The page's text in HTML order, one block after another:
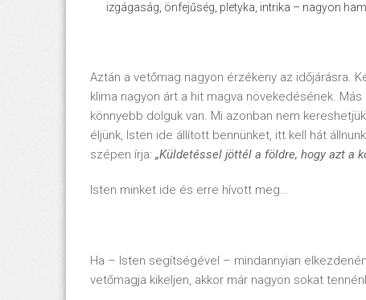
izgágaság, önfejűség, pletyka, intrika – nagyon
Aztán a vetőmag nagyon érzékeny az időjárásra.
klima nagyon árt a hit magva növekedésének.
könnyebb dolguk van. Mi azonban nem
éljünk, Isten ide állított bennünket, itt kell hát
szépen írja: „Küldetéssel jöttél a földre, hogy azt a
Isten minket ide és erre hívott meg…
Ha – Isten segítségével – mindannyian
vetőmagja kikeljen, akkor már nagyon sokat